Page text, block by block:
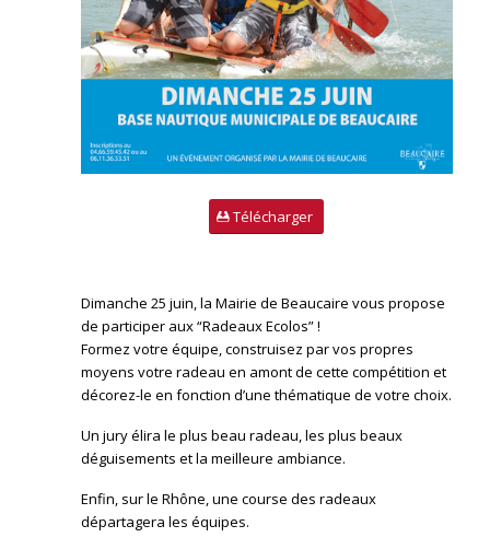
Télécharger
Dimanche 25 juin, la Mairie de Beaucaire vous propose
de participer aux “Radeaux Ecolos” !
Formez votre équipe, construisez par vos propres
moyens votre radeau en amont de cette compétition et
décorez-le en fonction d’une thématique de votre choix.
Un jury élira le plus beau radeau, les plus beaux
déguisements et la meilleure ambiance.
Enfin, sur le Rhône, une course des radeaux
départagera les équipes.